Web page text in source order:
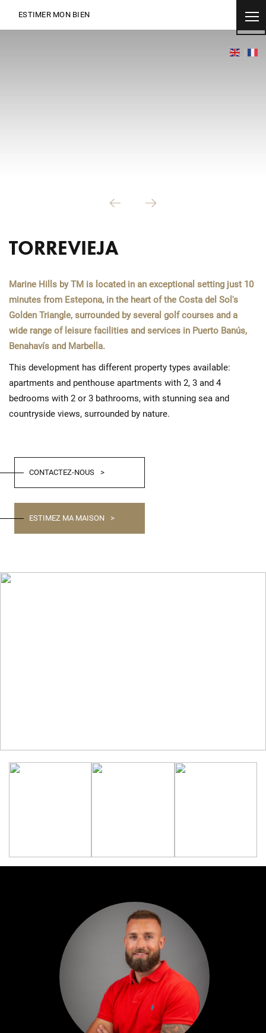
ESTIMER MON BIEN
TORREVIEJA
Marine Hills by TM is located in an exceptional setting just 10
minutes from Estepona, in the heart of the Costa del Sol's
Golden Triangle, surrounded by several golf courses and a
wide range of leisure facilities and services in Puerto Banús,
Benahavís and Marbella.
This development has different property types available:
apartments and penthouse apartments with 2, 3 and 4
bedrooms with 2 or 3 bathrooms, with stunning sea and
countryside views, surrounded by nature.
CONTACTEZ-NOUS
ESTIMEZ MA MAISON